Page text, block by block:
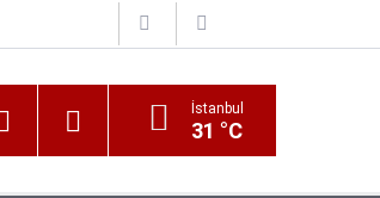
İstanbul
31 °C